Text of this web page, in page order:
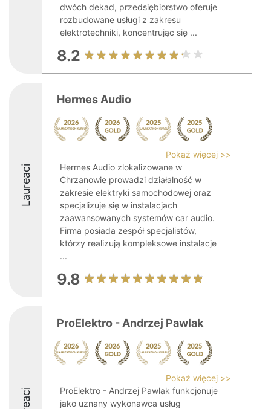
dwóch dekad, przedsiębiorstwo oferuje
rozbudowane usługi z zakresu
elektrotechniki, koncentrując się ...
8.2
Laureaci
Hermes Audio
Pokaż więcej >>
Hermes Audio zlokalizowane w
Chrzanowie prowadzi działalność w
zakresie elektryki samochodowej oraz
specjalizuje się w instalacjach
zaawansowanych systemów car audio.
Firma posiada zespół specjalistów,
którzy realizują kompleksowe instalacje
...
9.8
ProElektro - Andrzej Pawlak
Pokaż więcej >>
ProElektro - Andrzej Pawlak funkcjonuje
jako uznany wykonawca usług